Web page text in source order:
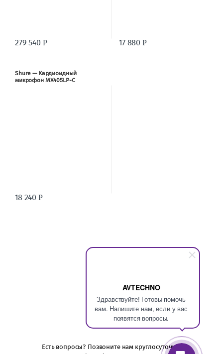
AVTECHNO
Здравствуйте! Готовы помочь
вам. Напишите нам, если у вас
появятся вопросы.
279 540 Р 17 880Р
Shure — Кардиоидный
микрофон MX405LP-C
18 240Р
Есть вопросы? Позвоните нам круглосуточно!